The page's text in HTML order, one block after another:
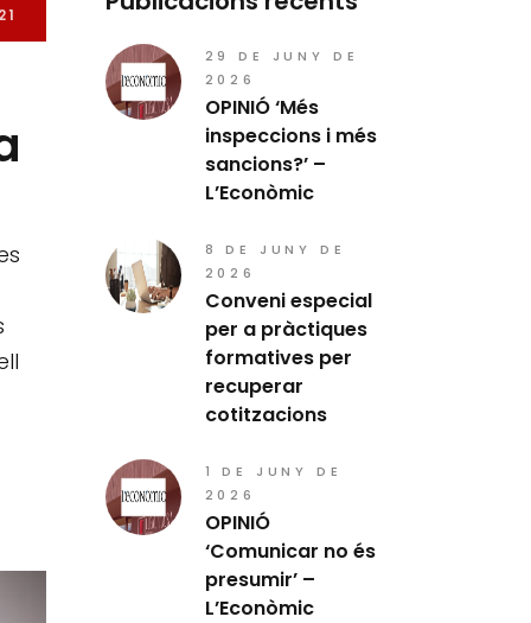
29 DE JUNY DE
2026
OPINIÓ ‘Més
inspeccions i més
sancions?’ –
L’Econòmic
8 DE JUNY DE
2026
Conveni especial
per a pràctiques
formatives per
recuperar
cotitzacions
1 DE JUNY DE
2026
OPINIÓ
‘Comunicar no és
presumir’ –
L’Econòmic